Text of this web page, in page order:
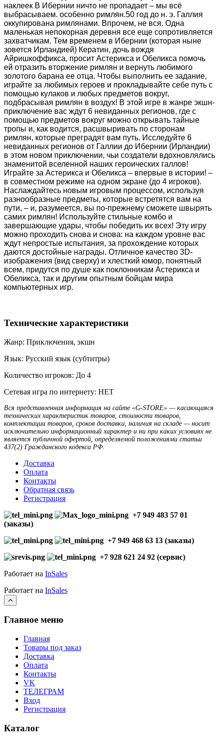
наклеек В Ибернии ничто не пропадает – мы всё
выбрасываем. особенно римлян.50 год до н. э. Галлия
оккупирована римлянами. Впрочем, не вся. Одна
маленькая непокорная деревня все еще сопротивляется
захватчикам. Тем временем в Ибернии (которая ныне
зовется Ирландией) Кератин, дочь вождя
Айришкоффикса, просит Астерикса и Обеликса помочь
ей отразить вторжение римлян и вернуть любимого
золотого барана ее отца. Чтобы выполнить ее задание,
играйте за любимых героев и прокладывайте себе путь с
помощью кулаков и любых предметов вокруг,
подбрасывая римлян в воздух! В этой игре в жанре экшн-
приключение вас ждут 6 невиданных регионов, где с
помощью предметов вокруг можно открывать тайные
тропы и, как водится, расшвыривать по сторонам
римлян, которые преградят вам путь. Исследуйте 6
невиданных регионов от Галлии до Ибернии (Ирландии)
в этом новом приключении, чьи создатели вдохновлялись
знаменитой вселенной наших героических галлов!
Играйте за Астерикса и Обеликса – впервые в истории! –
в совместном режиме на одном экране (до 4 игроков).
Наслаждайтесь новым игровым процессом, используя
разнообразные предметы, которые встретятся вам на
пути, – и, разумеется, вы по-прежнему сможете швырять
самих римлян! Используйте стильные комбо и
завершающие удары, чтобы победить их всех! Эту игру
можно проходить снова и снова: на каждом уровне вас
ждут непростые испытания, за прохождение которых
даются достойные награды. Отличное качество 3D-
изображения (вид сверху) и хлесткий юмор, понятный
всем, придутся по душе как поклонникам Астерикса и
Обеликса, так и другим опытным бойцам мира
компьютерных игр.
Технические характеристики
Жанр: Приключения, экшн
Язык: Русский язык (субтитры)
Количество игроков: До 4
Сетевая игра по интернету: НЕТ
Вся представленная информация на сайте «G-STORE» — касающаяся
технических характеристик товаров, стоимости товаров,
комплектации товаров, сроков доставки, наличия на складе — носит
исключительно информационный характер и ни при каких условиях не
является публичной офертой, определяемой положениями статьи
437(2) Гражданского кодекса РФ.
Доставка
Оплата
Контакты
Обратная связь
Регистрация
+7 949 483 57 01
(заказы)
+7 949 468 63 13 (заказы)
+7 928 621 24 92 (сервис)
Работает на InSales
Работает на InSales
Главное меню
Главная
Товары под заказ
Доставка
Оплата
Контакты
VK
ТЕЛЕГРАМ
Вход
Регистрация
Каталог